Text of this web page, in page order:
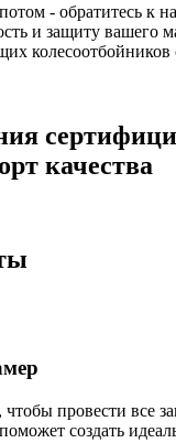
- обратитесь к
и защиту вашего
колесоотбойников
качества
провести все
создать